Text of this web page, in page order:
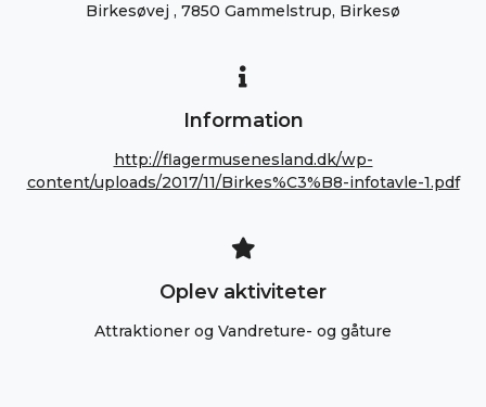
Birkesøvej , 7850 Gammelstrup, Birkesø
Information
http://flagermusenesland.dk/wp-
content/uploads/2017/11/Birkes%C3%B8-infotavle-1.pdf
Oplev aktiviteter
Attraktioner og Vandreture- og gåture